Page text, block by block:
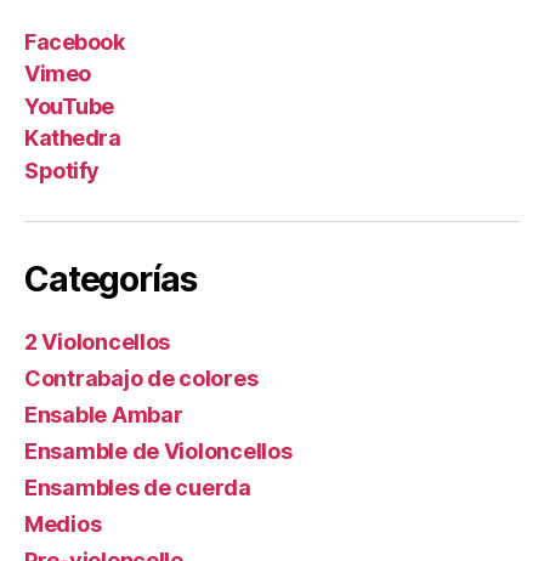
Facebook
Vimeo
YouTube
Kathedra
Spotify
Categorías
2 Violoncellos
Contrabajo de colores
Ensable Ambar
Ensamble de Violoncellos
Ensambles de cuerda
Medios